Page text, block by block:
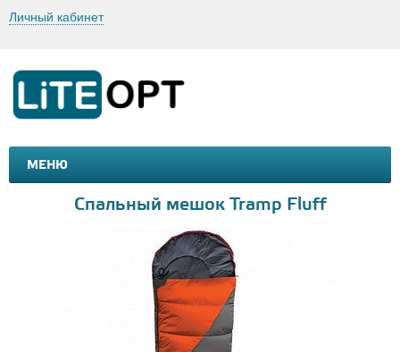
Личный кабинет
МЕНЮ
МАШИНКИ И МОТОЦИКЛЫ
Спальный мешок Tramp Fluff